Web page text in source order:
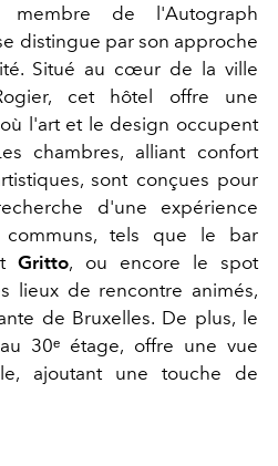
membre de l'Autograph
distingue par son approche
Situé au cœur de la ville
cet hôtel offre une
l'art et le design occupent
chambres, alliant confort
sont conçues pour
d'une expérience
communs, tels que le bar
Gritto, ou encore le spot
lieux de rencontre animés,
de Bruxelles. De plus, le
30ᵉ étage, offre une vue
ajoutant une touche de